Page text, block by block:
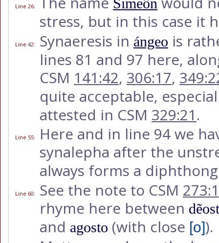
Line 26: Simeôn
stress, but in this case it
Line 42: Synaeresis in ángeo is
lines 81 and 97 here,
CSM 141:42, 306:17,
quite acceptable,
attested in CSM 329:21.
Line 55:
Here and in line 94 we
synalepha after the
always forms a
Line 60: See the note to CSM
rhyme here between
and agosto (with close [o]).